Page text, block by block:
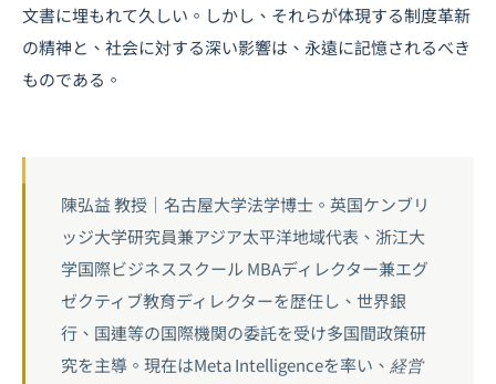
文書に埋もれて久しい。しかし、それらが体現する制度革新
の精神と、社会に対する深い影響は、永遠に記憶されるべき
ものである。
陳弘益 教授｜名古屋大学法学博士。英国ケンブリ
ッジ大学研究員兼アジア太平洋地域代表、浙江大
学国際ビジネススクール MBAディレクター兼エグ
ゼクティブ教育ディレクターを歴任し、世界銀
行、国連等の国際機関の委託を受け多国間政策研
究を主導。現在はMeta Intelligenceを率い、経営